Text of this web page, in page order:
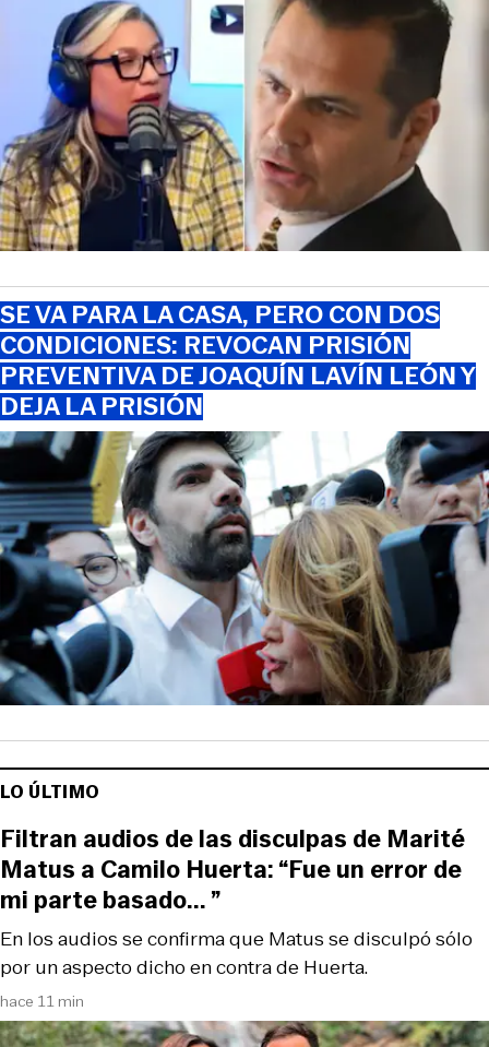
SE VA PARA LA CASA, PERO CON DOS
CONDICIONES: REVOCAN PRISIÓN
PREVENTIVA DE JOAQUÍN LAVÍN LEÓN Y
DEJA LA PRISIÓN
LO ÚLTIMO
hace 11 min
En los audios se confirma que Matus se disculpó sólo
por un aspecto dicho en contra de Huerta.
Filtran audios de las disculpas de Marité
Matus a Camilo Huerta: “Fue un error de
mi parte basado... ”